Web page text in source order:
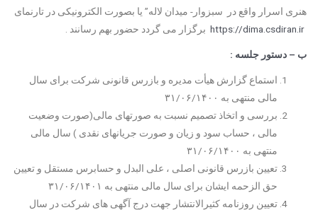
هنری اسرار واقع در سبزوار- میدان لاله” یا بصورت الکترونیکی در تارنمای
https://dima.csdiran.ir برگزار می گردد حضور بهم رسانند .
ب – دستور جلسه :
استماع گزارش هیأت مدیره و بازرس قانونی شرکت برای سال
مالی منتهی به ۳۱/۰۶/۱۴۰۰
بررسی و اتخاذ تصمیم نسبت به صورتهای مالی(صورت وضعیت
مالی ، حساب سود و زیان و صورت جریانهای نقدی ) سال مالی
منتهی به ۳۱/۰۶/۱۴۰۰
تعیین بازرس قانونی اصلی ، علی البدل و حسابرس مستقل و تعیین
حق الزحمه ایشان برای سال مالی منتهی به ۳۱/۰۶/۱۴۰۱
تعیین روزنامه کثیرالانتشار جهت درج آگهی های شرکت در سال